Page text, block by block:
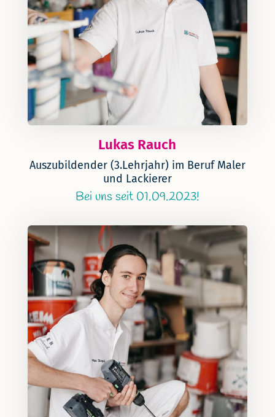
Lukas Rauch
Auszubildender (3.Lehrjahr) im Beruf Maler
und Lackierer
Bei uns seit 01.09.2023!